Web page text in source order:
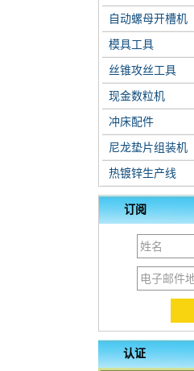
自动螺母开槽机
模具工具
丝锥攻丝工具
现金数粒机
冲床配件
尼龙垫片组装机
热镀锌生产线
订阅
认证